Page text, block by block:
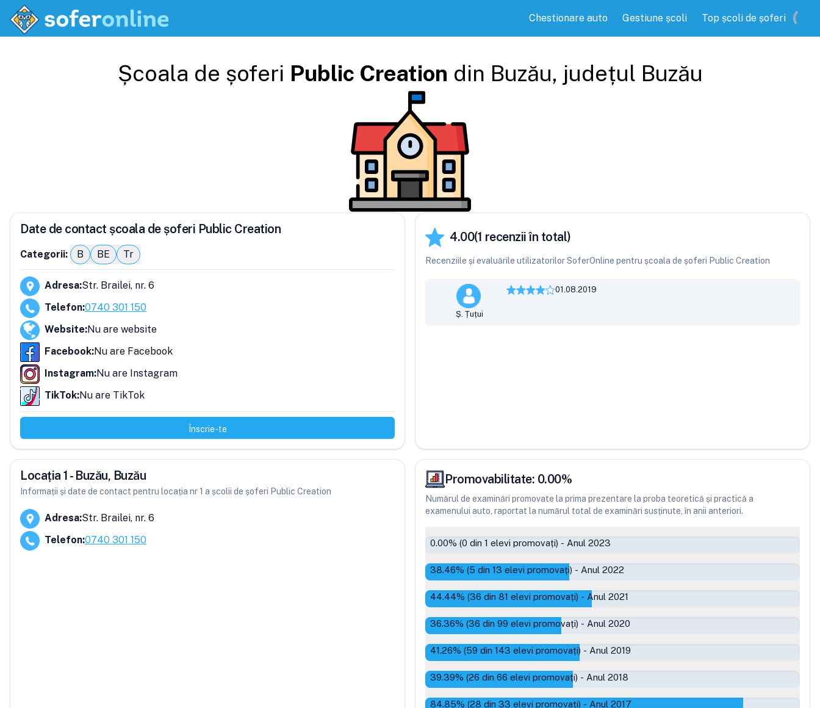
Chestionare auto Gestiune școli Top școli de șoferi
Școala de șoferi Public Creation din Buzău, județul Buzău
Date de contact școala de șoferi Public Creation
Categorii: B BE Tr
Adresa:Str. Brailei, nr. 6
Telefon:0740 301 150
Website:Nu are website
Facebook:Nu are Facebook
Instagram:Nu are Instagram
TikTok:Nu are TikTok
Înscrie-te
4.00(1 recenzii în total)
Recenziile și evaluările utilizatorilor SoferOnline pentru școala de șoferi Public Creation
Ș. Țuțui
01.08.2019
Locația 1 - Buzău, Buzău
Informații și date de contact pentru locația nr 1 a școlii de șoferi Public Creation
Adresa:Str. Brailei, nr. 6
Telefon:0740 301 150
Promovabilitate: 0.00%
Numărul de examinări promovate la prima prezentare la proba teoretică și practică a
examenului auto, raportat la numărul total de examinări susținute, în anii anteriori.
0.00% (0 din 1 elevi promovați) - Anul 2023
38.46% (5 din 13 elevi promovați) - Anul 2022
44.44% (36 din 81 elevi promovați) - Anul 2021
36.36% (36 din 99 elevi promovați) - Anul 2020
41.26% (59 din 143 elevi promovați) - Anul 2019
39.39% (26 din 66 elevi promovați) - Anul 2018
84.85% (28 din 33 elevi promovați) - Anul 2017